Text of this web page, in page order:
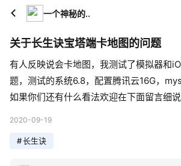
一个神秘的..
关于长生诀宝塔端卡地图的问题
有人反映说会卡地图，我测试了模拟器和
题，测试的系统6.8，配置腾讯云16G，
如果你们还有什么看法欢迎在下面留言细
2020-09-19
#长生诀